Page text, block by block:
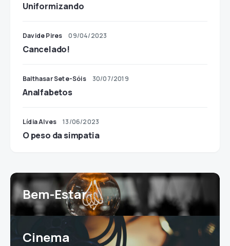
Uniformizando
Davide Pires 09/04/2023
Cancelado!
Balthasar Sete-Sóis 30/07/2019
Analfabetos
Lídia Alves 13/06/2023
O peso da simpatia
Bem-Estar
Cinema